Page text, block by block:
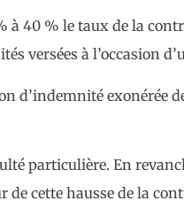
à 40 % le taux de la
versées à l’occasion
d’indemnité exonérée
particulière. En
de cette hausse de la